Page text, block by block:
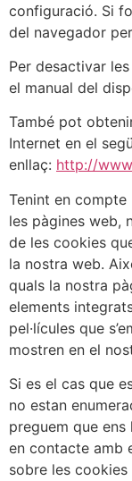
configuració. Si
del navegador
Per desactivar
el manual del
També pot
Internet en el
enllaç: http://
Tenint en
les pàgines web,
de les cookies
la nostra web.
quals la nostra
elements
pel·lícules que
mostren en el
Si es el cas que
no estan
preguem que ens
en contacte amb
sobre les